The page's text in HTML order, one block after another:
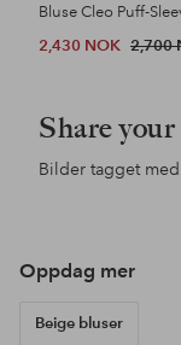
2,430 NOK 2,700
Share
Bilder tagget med
Oppdag mer
Beige bluser